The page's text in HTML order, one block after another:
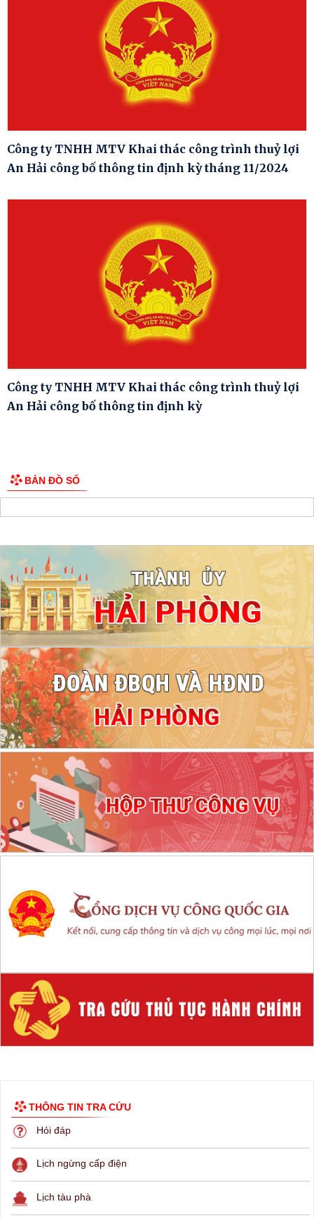
Công ty TNHH MTV Khai thác công trình thuỷ lợi
An Hải công bố thông tin định kỳ tháng 11/2024
Công ty TNHH MTV Khai thác công trình thuỷ lợi
An Hải công bố thông tin định kỳ
BẢN ĐỒ SỐ
THÔNG TIN TRA CỨU
Hỏi đáp
Lịch ngừng cấp điện
Lịch tàu phà